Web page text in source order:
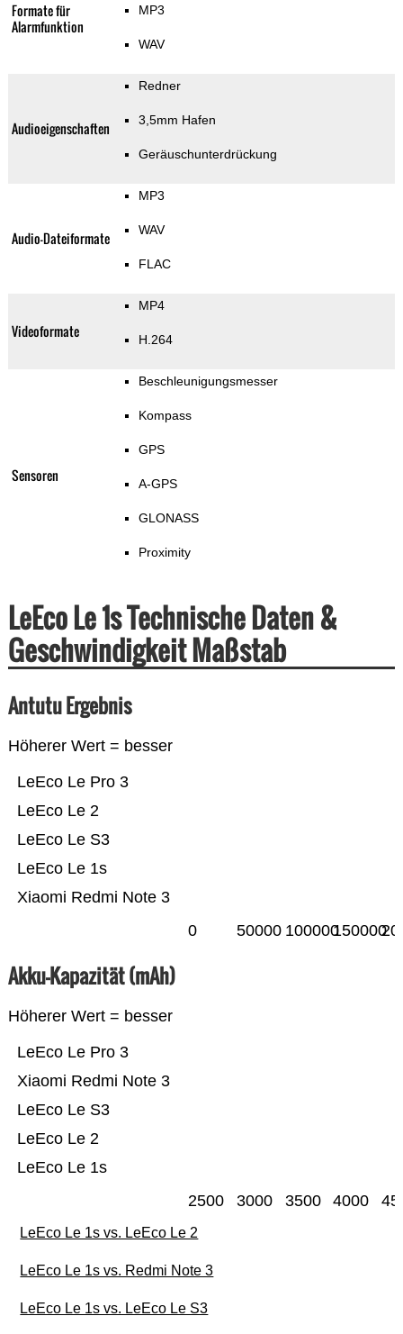
Formate für
Alarmfunktion
MP3
WAV
Audioeigenschaften
Redner
3,5mm Hafen
Geräuschunterdrückung
Audio-Dateiformate
MP3
WAV
FLAC
Videoformate
MP4
H.264
Sensoren
Beschleunigungsmesser
Kompass
GPS
A-GPS
GLONASS
Proximity
LeEco Le 1s Technische Daten &
Geschwindigkeit Maßstab
Antutu Ergebnis
Höherer Wert = besser
Xiaomi Redmi Note 3
LeEco Le 1s
LeEco Le S3
LeEco Le 2
LeEco Le Pro 3
0 50000 100000150000
Akku-Kapazität (mAh)
Höherer Wert = besser
LeEco Le 1s
LeEco Le 2
LeEco Le S3
Xiaomi Redmi Note 3
LeEco Le Pro 3
2500 3000 3500 4000
LeEco Le 1s vs. LeEco Le 2
LeEco Le 1s vs. Redmi Note 3
LeEco Le 1s vs. LeEco Le S3